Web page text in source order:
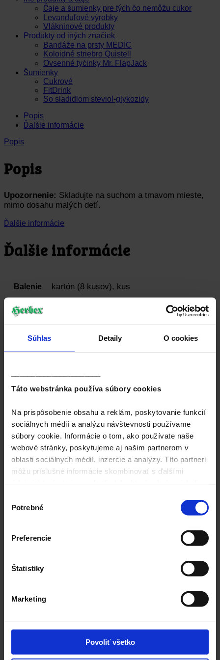
Súhlas Detaily O cookies
Táto webstránka používa súbory cookies
Na prispôsobenie obsahu a reklám, poskytovanie funkcií
sociálnych médií a analýzu návštevnosti používame
súbory cookie. Informácie o tom, ako používate naše
webové stránky, poskytujeme aj našim partnerom v
oblasti sociálnych médií, inzercie a analýzy. Títo partneri
môžu príslušné informácie skombinovať s ďalšími
súhlasu
Potrebné
Preferencie
Štatistiky
Marketing
Povoliť všetko
Čaje a šumienky pre tých čo nemôžu cukor
Levanduľové výrobky
Vlákninové produkty
Produkty od iných značiek
Bandáže na prsty MEDIC
Koloidné striebro Quistell
Ovsenné tyčinky Mr. FlapJack
Šumienky
Cukrové
FitDrink
So sladidlom steviol-glykozidy
Popis
Ďalšie informácie
Popis
Popis
Upozornenie: Skladujte na suchom a tmavom mieste,
mimo dosahu malých detí.
Ďalšie informácie
Ďalšie informácie
Balenie kartón (8 kusov), kus
Hmotnosť
brusnica obyčajná (list a plod) 20%, ibištek
krvavý (kvet), žihľava dvojdomá (vňať),
(vňať), medovka lekárska (vňať), materina
dúška (vňať), vŕbovka malokvetá (vňať),
ľanové semeno.
Návod na
prípravu
1 vrecko zalejeme 0,25 l vriacej vody a
necháme 10 minút vylúhovať.
Dávkovanie 1 šálka 2-3x denne
Dýchacie cesty
2,85€
Výber možnostíTento